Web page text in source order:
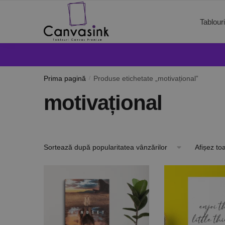
Prima pagină / Produse etichetate „motivațional”
motivațional
Afișez